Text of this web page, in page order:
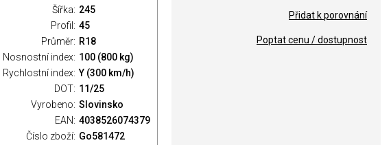
Šířka: 245
Profil: 45
Průměr: R18
Nosnostní index: 100 (800 kg)
Rychlostní index: Y (300 km/h)
DOT: 11/25
Vyrobeno: Slovinsko
EAN: 4038526074379
Číslo zboží: Go581472
Přidat k porovnání
Poptat cenu / dostupnost